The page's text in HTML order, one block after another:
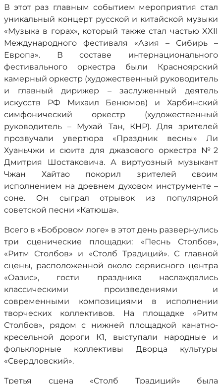
В этот раз главным событием мероприятия стал
уникальный концерт русской и китайской музыки
«Музыка в горах», который также стал частью XXII
Международного фестиваля «Азия – Сибирь –
Европа». В составе интернационального
фестивального оркестра были Красноярский
камерный оркестр (художественный руководитель
и главный дирижер – заслуженный деятель
искусств РФ Михаил Бенюмов) и Харбинский
симфонический оркестр (художественный
руководитель – Мухай Тан, КНР). Для зрителей
прозвучали увертюра «Праздник весны» Ли
Хуаньчжи и сюита для джазового оркестра №2
Дмитрия Шостаковича. А виртуозный музыкант
Чжан Хайтао покорил зрителей своим
исполнением на древнем духовом инструменте –
соне. Он сыграл отрывок из популярной
советской песни «Катюша».
Всего в «Бобровом логе» в этот день развернулись
три сценические площадки: «Песнь Столбов»,
«Ритм Столбов» и «Столб Традиций». С главной
сцены, расположенной около сервисного центра
«Оазис», гости праздника наслаждались
классическими произведениями и
современными композициями в исполнении
творческих коллективов. На площадке «Ритм
Столбов», рядом с нижней площадкой канатно-
кресельной дороги К1, выступали народные и
фольклорные коллективы Дворца культуры
«Свердловский».
Третья сцена «Столб Традиций» была